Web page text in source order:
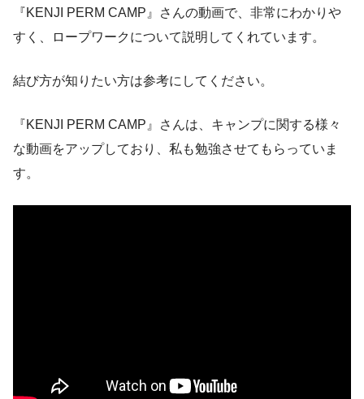
『KENJI PERM CAMP』さんの動画で、非常にわかりや
すく、ロープワークについて説明してくれています。
結び方が知りたい方は参考にしてください。
『KENJI PERM CAMP』さんは、キャンプに関する様々
な動画をアップしており、私も勉強させてもらっていま
す。